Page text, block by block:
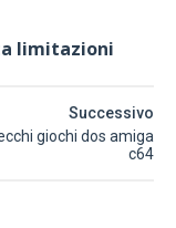
limitazioni
Successivo
giochi dos amiga
c64